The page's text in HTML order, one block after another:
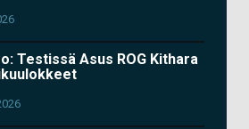
Testissä Asus ROG Kithara